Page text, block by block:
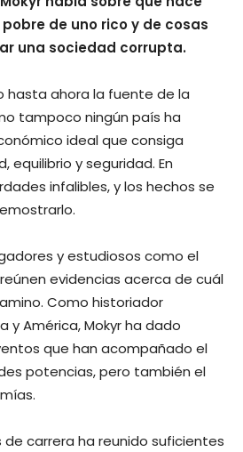
de uno rico y de cosas
una sociedad corrupta.
hasta ahora la fuente de la
tampoco ningún país ha
ideal que consiga
equilibrio y seguridad. En
infalibles, y los hechos se
y estudiosos como el
evidencias acerca de cuál
Como historiador
y América, Mokyr ha dado
que han acompañado el
potencias, pero también el
de carrera ha reunido suficientes